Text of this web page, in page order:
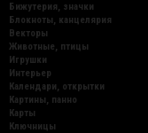
Бижутерия, значки
Блокноты, канцелярия
Векторы
Животные, птицы
Игрушки
Интерьер
Календари, открытки
Картины, панно
Карты
Ключницы